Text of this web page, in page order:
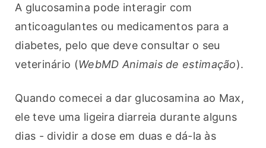
A glucosamina pode interagir com
anticoagulantes ou medicamentos para a
diabetes, pelo que deve consultar o seu
veterinário (WebMD Animais de estimação).
Quando comecei a dar glucosamina ao Max,
ele teve uma ligeira diarreia durante alguns
dias - dividir a dose em duas e dá-la às